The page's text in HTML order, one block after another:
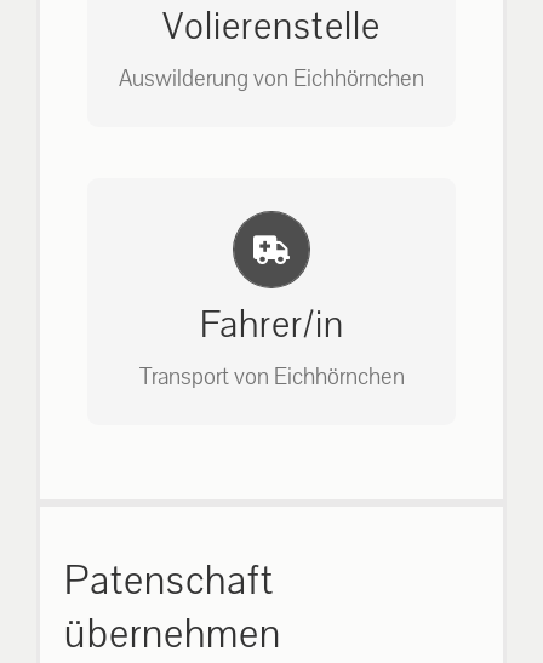
Volierenstelle
Auswilderung von Eichhörnchen
Bitte unter unserem Büro anrufen
auf: 0162-7909946
Fahrer/in
Transport von Eichhörnchen
Einlernung und Infos
auf: 0162-7909946
Patenschaft
übernehmen